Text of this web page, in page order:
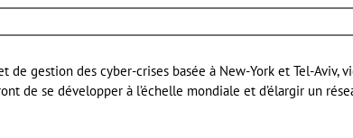
gestion des cyber-crises basée à New-York et Tel-Aviv,
de se développer à l’échelle mondiale et d’élargir un